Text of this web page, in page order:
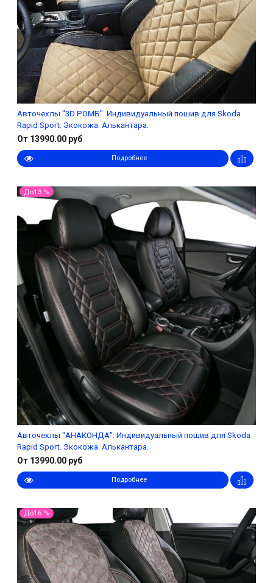
Авточехлы "3D РОМБ". Индивидуальный пошив для Skoda
Rapid Sport. Экокожа. Алькантара.
От 13990.00 руб
Подробнее
До13 %
Авточехлы "АНАКОНДА". Индивидуальный пошив для Skoda
Rapid Sport. Экокожа. Алькантара.
От 13990.00 руб
Подробнее
До16 %